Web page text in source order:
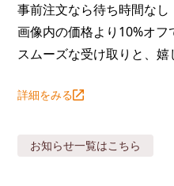
事前注文なら待ち時間な
画像内の価格より10%オ
スムーズな受け取りと、
詳細をみる
お知らせ一覧はこちら